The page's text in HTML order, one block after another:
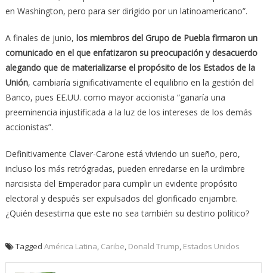
en Washington, pero para ser dirigido por un latinoamericano”.
A finales de junio, los miembros del Grupo de Puebla firmaron un
comunicado en el que enfatizaron su preocupación y desacuerdo
alegando que de materializarse el propósito de los Estados de la
Unión, cambiaría significativamente el equilibrio en la gestión del
Banco, pues EE.UU. como mayor accionista “ganaría una
preeminencia injustificada a la luz de los intereses de los demás
accionistas”.
Definitivamente Claver-Carone está viviendo un sueño, pero,
incluso los más retrógradas, pueden enredarse en la urdimbre
narcisista del Emperador para cumplir un evidente propósito
electoral y después ser expulsados del glorificado enjambre.
¿Quién desestima que este no sea también su destino político?
Tagged América Latina Caribe Donald Trump Estados Unidos